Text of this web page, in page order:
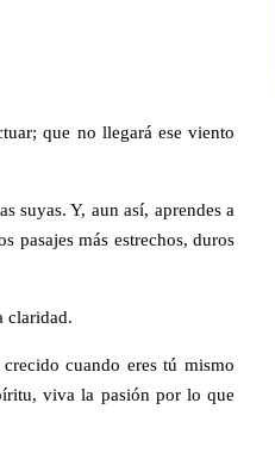
que no llegará ese viento
suyas. Y, aun así, aprendes a
pasajes más estrechos, duros
claridad.
cuando eres tú mismo
viva la pasión por lo que